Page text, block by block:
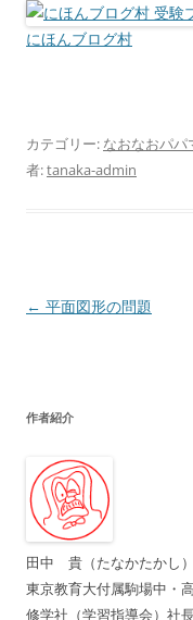
にほんブログ村
カテゴリー: なおなおパパ
者:tanaka-admin
投
ゲ
シ
ョ
ン
← 平面図形の問題
作者紹介
田中 貴（たなかたかし）
東京教育大付属駒場中・
修学社（学習指導会）社